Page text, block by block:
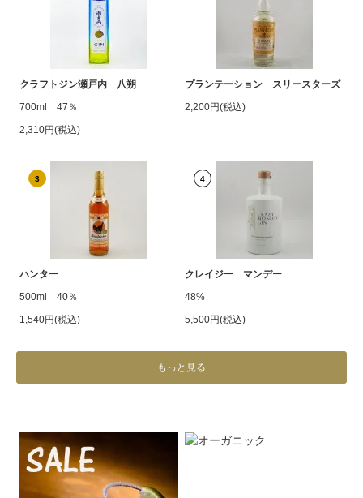
クラフトジン瀬戸内 八朔
700ml 47％
2,310円(税込)
プランテーション スリースターズ
2,200円(税込)
3
ハンター
500ml 40％
1,540円(税込)
4
クレイジー マンデー
48%
5,500円(税込)
もっと見る